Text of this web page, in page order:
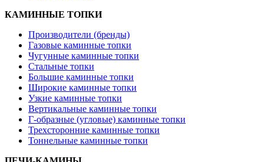
КАМИННЫЕ ТОПКИ
Производители (бренды)
Газовые каминные топки
Чугунные каминные топки
Стальные топки
Большие каминные топки
Широкие каминные топки
Узкие каминные топки
Вертикальные каминные топки
Г-образные (угловые) каминные топки
Трехсторонние каминные топки
Тоннельные каминные топки